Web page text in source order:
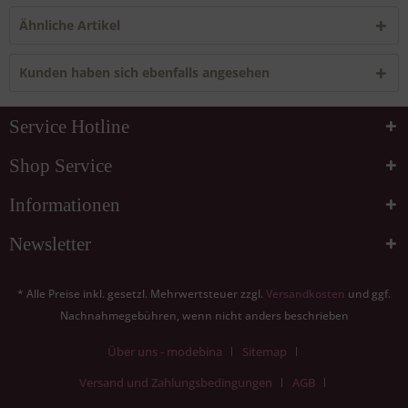
Ähnliche Artikel
Kunden haben sich ebenfalls angesehen
Service Hotline
Shop Service
Informationen
Newsletter
* Alle Preise inkl. gesetzl. Mehrwertsteuer zzgl. Versandkosten und ggf.
Nachnahmegebühren, wenn nicht anders beschrieben
Über uns - modebina
Sitemap
Versand und Zahlungsbedingungen
AGB